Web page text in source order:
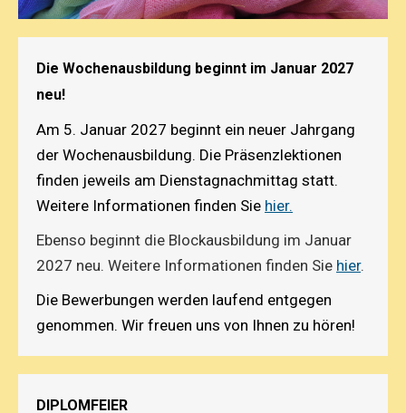
Die Wochenausbildung beginnt im Januar 2027
neu!
Am 5. Januar 2027 beginnt ein neuer Jahrgang
der Wochenausbildung. Die Präsenzlektionen
finden jeweils am Dienstagnachmittag statt.
Weitere Informationen finden Sie hier.
Ebenso beginnt die Blockausbildung im Januar
2027 neu. Weitere Informationen finden Sie hier.
Die Bewerbungen werden laufend entgegen
genommen. Wir freuen uns von Ihnen zu hören!
DIPLOMFEIER